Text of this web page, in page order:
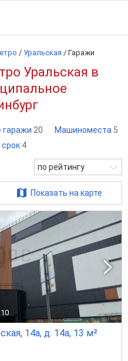
/ Уральская / Гаражи
Уральская в
гаражи 20 Машиноместа 5
срок 4
по рейтингу
Показать на карте
14а, д. 14а, 13 м²